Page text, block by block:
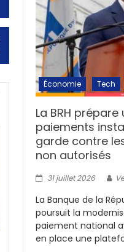
Économie Tech
La BRH
paiements
garde contre
non autorisés
31 juillet 2026
La Banque de la
poursuit la
paiement national
en place une